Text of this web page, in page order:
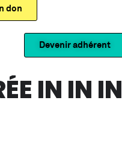
don
Devenir adhérent
IN IN IN